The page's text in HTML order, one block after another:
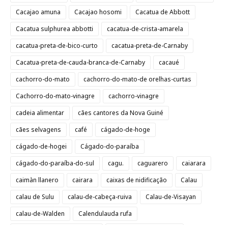
Cacajao amuna
Cacajao hosomi
Cacatua de Abbott
Cacatua sulphurea abbotti
cacatua-de-crista-amarela
cacatua-preta-de-bico-curto
cacatua-preta-de-Carnaby
Cacatua-preta-de-cauda-branca-de-Carnaby
cacaué
cachorro-do-mato
cachorro-do-mato-de orelhas-curtas
Cachorro-do-mato-vinagre
cachorro-vinagre
cadeia alimentar
cães cantores da Nova Guiné
cães selvagens
café
cágado-de-hoge
cágado-de-hogei
Cágado-do-paraíba
cágado-do-paraíba-do-sul
cagu. caguarero
caiarara
caimàn llanero
cairara caixas de nidificação
Calau
calau de Sulu
calau-de-cabeça-ruiva
Calau-de-Visayan
calau-de-Walden
Calendulauda rufa